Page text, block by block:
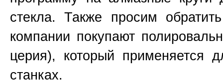
стекла. Также просим
компании покупают
церия), который применяется
станках.